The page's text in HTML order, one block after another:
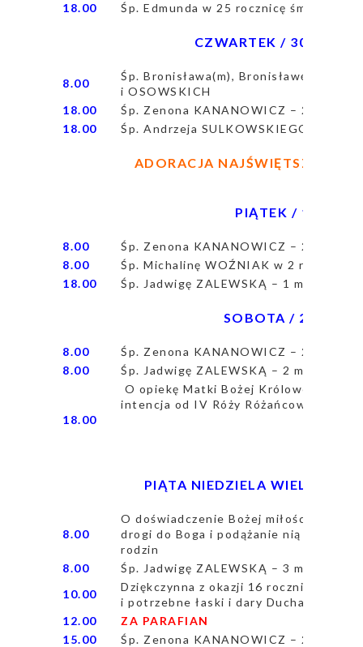
18.00
Śp. Edmunda w 25 rocznicę śmierci,
CZWARTEK / 30
8.00
Śp. Bronisława(m), Bronisławę(k) oraz
i OSOWSKICH
18.00
Śp. Zenona KANANOWICZ – 26 msza
18.00
Śp. Andrzeja SULKOWSKIEGO w 30
ADORACJA NAJŚWIĘTSZEGO
PIĄTEK / 1 maj
8.00
Śp. Zenona KANANOWICZ – 27 msza
8.00
Śp. Michalinę WOŹNIAK w 2 rocznicę
18.00
Śp. Jadwigę ZALEWSKĄ – 1 msza
SOBOTA / 2 maj
8.00
Śp. Zenona KANANOWICZ – 28 msza
8.00
Śp. Jadwigę ZALEWSKĄ – 2 msza
18.00
O opiekę Matki Bożej Królowej Polski
intencja od IV Róży Różańcowej p.w.
PIĄTA NIEDZIELA
8.00
O doświadczenie Bożej miłości i
drogi do Boga i podążanie nią dla
rodzin
8.00
Śp. Jadwigę ZALEWSKĄ – 3 msza
10.00
Dziękczynna z okazji 16 rocznicy
i potrzebne łaski i dary Ducha
12.00
ZA PARAFIAN
15.00
Śp. Zenona KANANOWICZ – 29 msza